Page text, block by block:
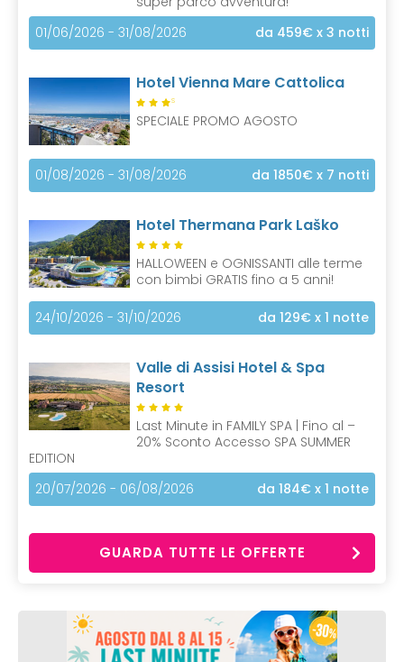
01/06/2026 - 31/08/2026
da 459€ x 3 notti
Hotel Vienna Mare Cattolica
S
SPECIALE PROMO AGOSTO
01/08/2026 - 31/08/2026 da 1850€ x 7 notti
Hotel Thermana Park Laško
HALLOWEEN e OGNISSANTI alle terme
con bimbi GRATIS fino a 5 anni!
24/10/2026 - 31/10/2026 da 129€ x 1 notte
Valle di Assisi Hotel & Spa
Resort
Last Minute in FAMILY SPA | Fino al –
20% Sconto Accesso SPA SUMMER
EDITION
20/07/2026 - 06/08/2026
da 184€ x 1 notte
GUARDA TUTTE LE OFFERTE